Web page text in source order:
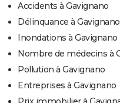
Accidents à Gavignano
Délinquance à Gavignano
Inondations à Gavignano
Nombre de médecins à
Pollution à Gavignano
Entreprises à Gavignano